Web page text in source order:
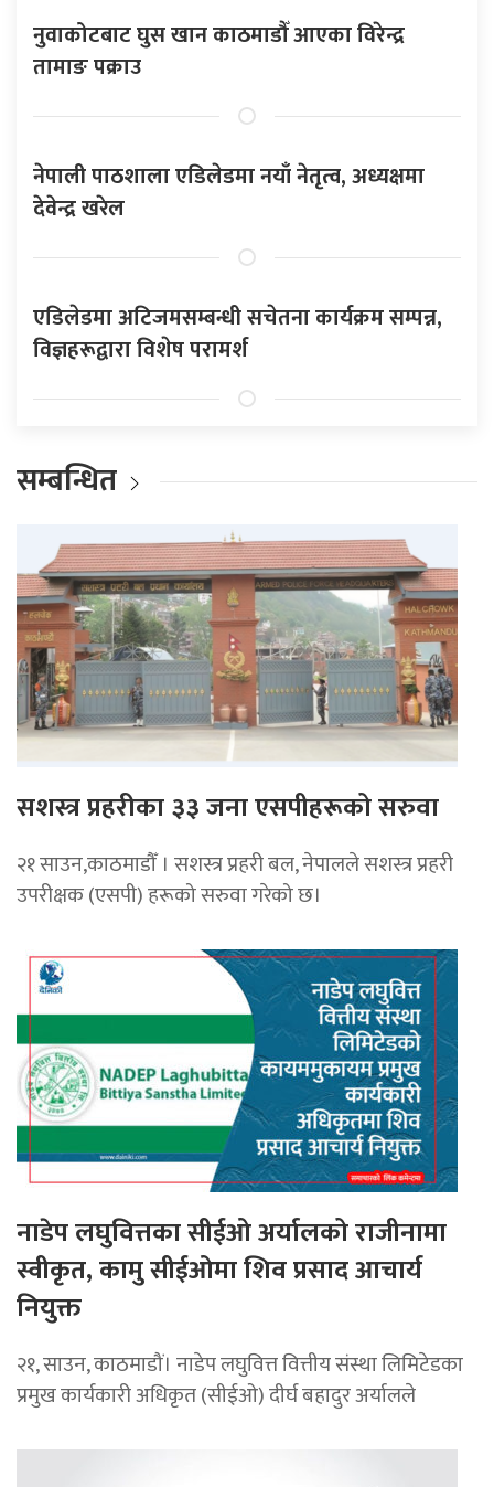
नुवाकोटबाट घुस खान काठमाडौँ आएका विरेन्द्र
तामाङ पक्राउ
नेपाली पाठशाला एडिलेडमा नयाँ नेतृत्व, अध्यक्षमा
देवेन्द्र खरेल
एडिलेडमा अटिजमसम्बन्धी सचेतना कार्यक्रम सम्पन्न,
विज्ञहरूद्वारा विशेष परामर्श
सम्बन्धित
सशस्त्र प्रहरीका ३३ जना एसपीहरूको सरुवा
२१ साउन,काठमाडौँ । सशस्त्र प्रहरी बल, नेपालले सशस्त्र प्रहरी
उपरीक्षक (एसपी) हरूको सरुवा गरेको छ।
नाडेप लघुवित्तका सीईओ अर्यालको राजीनामा
स्वीकृत, कामु सीईओमा शिव प्रसाद आचार्य
नियुक्त
२१, साउन, काठमाडौं। नाडेप लघुवित्त वित्तीय संस्था लिमिटेडका
प्रमुख कार्यकारी अधिकृत (सीईओ) दीर्घ बहादुर अर्यालले